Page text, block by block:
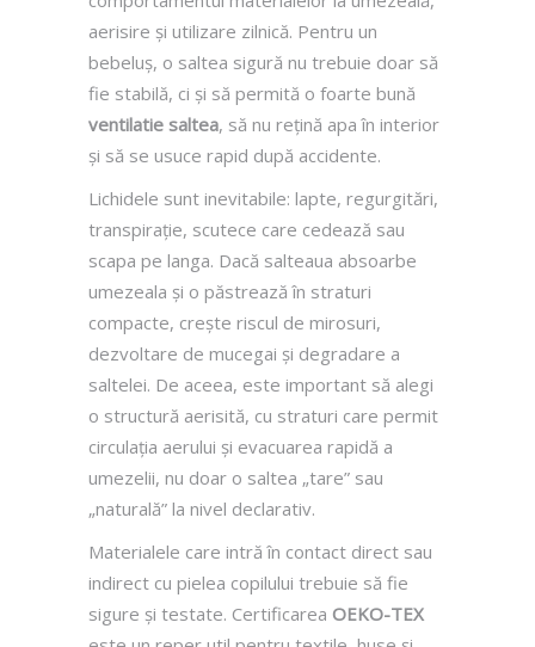
aerisire și utilizare zilnică. Pentru un
bebeluș, o saltea sigură nu trebuie doar să
fie stabilă, ci și să permită o foarte bună
ventilatie saltea, să nu rețină apa în interior
și să se usuce rapid după accidente.
Lichidele sunt inevitabile: lapte, regurgitări,
transpirație, scutece care cedează sau
scapa pe langa. Dacă salteaua absoarbe
umezeala și o păstrează în straturi
compacte, crește riscul de mirosuri,
dezvoltare de mucegai și degradare a
saltelei. De aceea, este important să alegi
o structură aerisită, cu straturi care permit
circulația aerului și evacuarea rapidă a
umezelii, nu doar o saltea „tare” sau
„naturală” la nivel declarativ.
Materialele care intră în contact direct sau
indirect cu pielea copilului trebuie să fie
sigure și testate. Certificarea OEKO-TEX